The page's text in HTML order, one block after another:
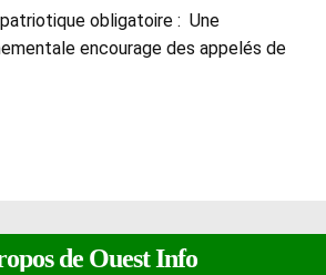
obligatoire : Une
encourage des appelés de
de Ouest Info